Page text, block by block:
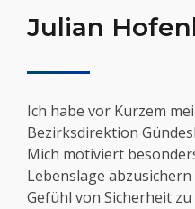
Julian
Ich habe vor Kurzem
Bezirksdirektion
Mich motiviert
Lebenslage
Gefühl von Sicherheit zu